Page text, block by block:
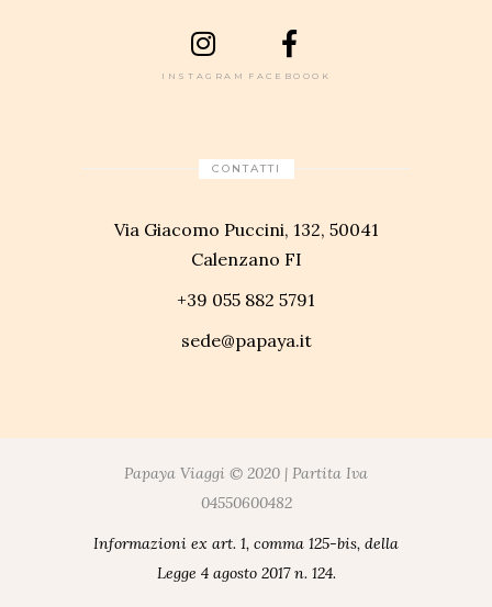
INSTAGRAM FACEBOOOK
CONTATTI
Via Giacomo Puccini, 132, 50041
Calenzano FI
+39 055 882 5791
sede@papaya.it
Papaya Viaggi © 2020 | Partita Iva
04550600482
Informazioni ex art. 1, comma 125-bis, della
Legge 4 agosto 2017 n. 124.